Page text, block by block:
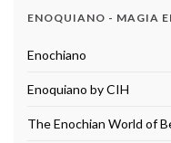
ENOQUIANO - MAGIA
Enochiano
Enoquiano by CIH
The Enochian World of